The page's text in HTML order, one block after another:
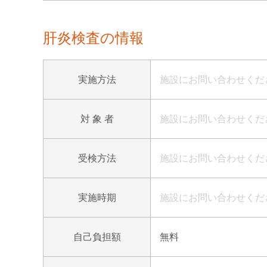
肝炎検査の情報
実施方法 施設にお問い合わせくだ
対 象 者 施設にお問い合わせくだ
受検方法 施設にお問い合わせくだ
実施時期 施設にお問い合わせくだ
自己負担額 無料